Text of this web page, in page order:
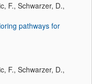
F., Schwarzer, D.,
pathways for
F., Schwarzer, D.,